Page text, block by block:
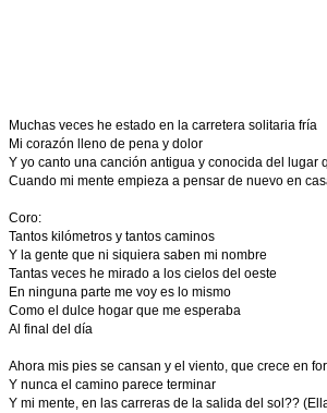
Muchas veces he estado en la carretera solitaria fría
Mi corazón lleno de pena y dolor
Y yo canto una canción antigua y conocida del lugar
Cuando mi mente empieza a pensar de nuevo en
Coro:
Tantos kilómetros y tantos caminos
Y la gente que ni siquiera saben mi nombre
Tantas veces he mirado a los cielos del oeste
En ninguna parte me voy es lo mismo
Como el dulce hogar que me esperaba
Al final del día
Ahora mis pies se cansan y el viento, que crece en
Y nunca el camino parece terminar
Y mi mente, en las carreras de la salida del sol??